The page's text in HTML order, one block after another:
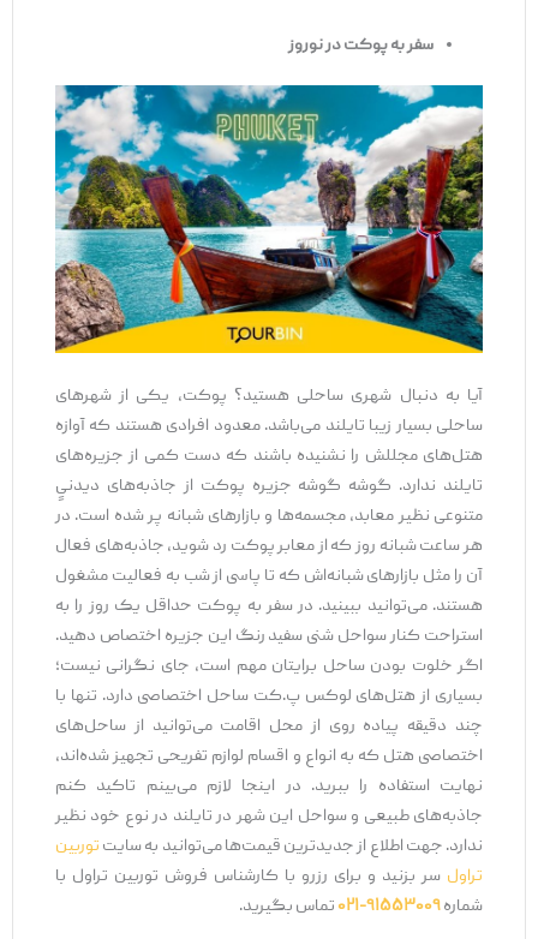
سفر به پوکت در نوروز
آیا به دنبال شهری ساحلی هستید؟ پوکت، یکی از شهرهای
ساحلی بسیار زیبا تایلند می‌باشد. معدود افرادی هستند که آوازه
هتل‌های مجللش را نشنیده باشند که دست کمی از جزیره‌های
تایلند ندارد. گوشه گوشه جزیره پوکت از جاذبه‌های دیدنیٍ
متنوعی نظیر معابد، مجسمه‌ها و بازارهای شبانه پر شده است. در
هر ساعت شبانه روز که از معابر پوکت رد شوید، جاذبه‌های فعال
آن را مثل بازارهای شبانه‌اش که تا پاسی از شب به فعالیت مشغول
هستند. می‌توانید ببینید. در سفر به پوکت حداقل یک روز را به
استراحت کنار سواحل شنی سفید رنگ این جزیره اختصاص دهید.
اگر خلوت بودن ساحل برایتان مهم است، جای نگرانی نیست؛
بسیاری از هتل‌های لوکس پ.کت ساحل اختصاصی دارد. تنها با
چند دقیقه پیاده روی از محل اقامت می‌توانید از ساحل‌های
اختصاصی هتل که به انواع و اقسام لوازم تفریحی تجهیز شده‌اند،
نهایت استفاده را ببرید. در اینجا لازم می‌بینم تاکید کنم
جاذبه‌های طبیعی و سواحل این شهر در تایلند در نوع خود نظیر
ندارد. جهت اطلاع از جدیدترین قیمت‌ها می‌توانید به سایتتوربین
تراولسر بزنید و برای رزرو با کارشناس فروش توربین تراول با
شماره۹۱۵۵۳۰۰۹-۰۲۱ تماس بگیرید.